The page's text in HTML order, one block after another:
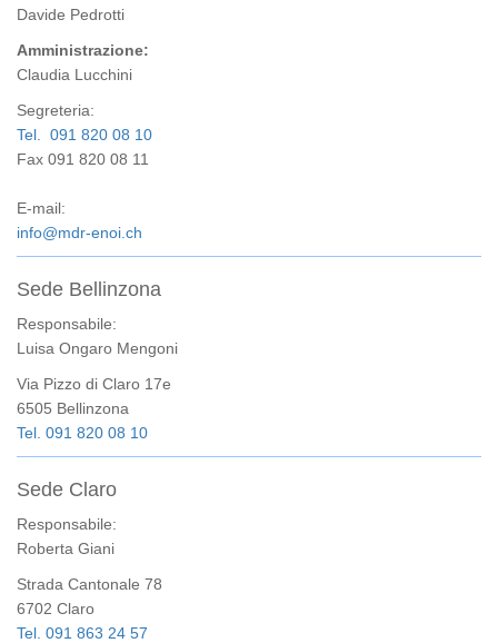
Davide Pedrotti
Amministrazione:
Claudia Lucchini
Segreteria:
Tel. 091 820 08 10
Fax 091 820 08 11
E-mail:
info@mdr-enoi.ch
Sede Bellinzona
Responsabile:
Luisa Ongaro Mengoni
Via Pizzo di Claro 17e
6505 Bellinzona
Tel. 091 820 08 10
Sede Claro
Responsabile:
Roberta Giani
Strada Cantonale 78
6702 Claro
Tel. 091 863 24 57